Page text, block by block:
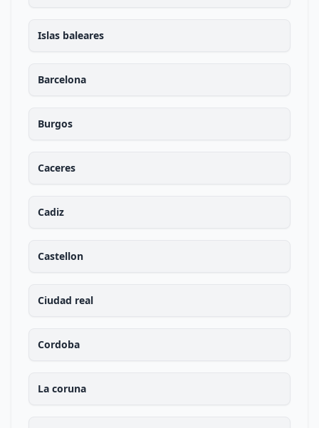
Islas baleares
Barcelona
Burgos
Caceres
Cadiz
Castellon
Ciudad real
Cordoba
La coruna